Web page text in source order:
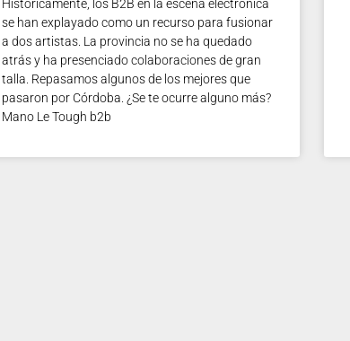
Históricamente, los B2B en la escena electrónica
se han explayado como un recurso para fusionar
a dos artistas. La provincia no se ha quedado
atrás y ha presenciado colaboraciones de gran
talla. Repasamos algunos de los mejores que
pasaron por Córdoba. ¿Se te ocurre alguno más?
Mano Le Tough b2b